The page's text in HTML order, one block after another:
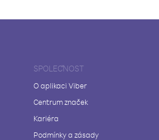
SPOLEČNOST
O aplikaci Viber
Centrum značek
Kariéra
Podmínky a zásady